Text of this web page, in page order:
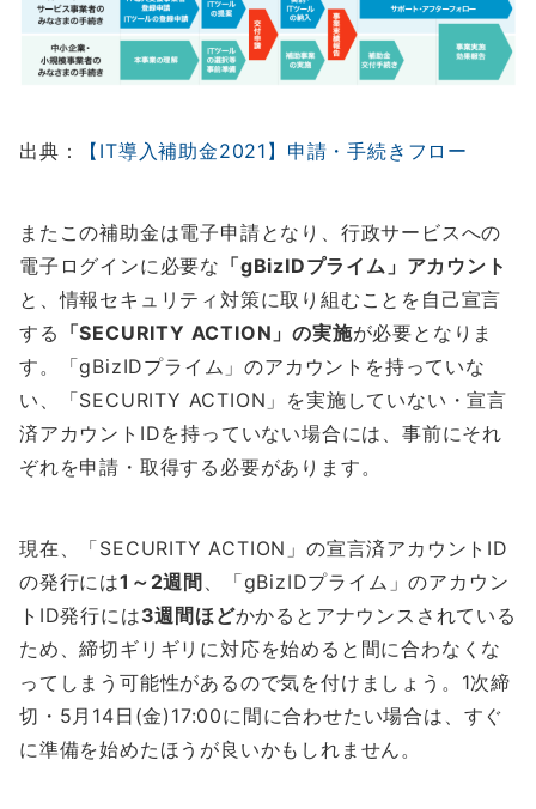
出典： 【IT導入補助金2021】申請・手続きフロー
またこの補助金は電子申請となり、行政サービスへの
電子ログインに必要な 「gBizIDプライム」アカウント
と、情報セキュリティ対策に取り組むことを自己宣言
する 「SECURITY ACTION」の実施が必要となりま
す。「gBizIDプライム」のアカウントを持っていな
い、「SECURITY ACTION」を実施していない・宣言
済アカウントIDを持っていない場合には、事前にそれ
ぞれを申請・取得する必要があります。
現在、「SECURITY ACTION」の宣言済アカウントID
の発行には1～2週間 、「gBizIDプライム」のアカウン
トID発行には3週間ほどかかるとアナウンスされている
ため、締切ギリギリに対応を始めると間に合わなくな
ってしまう可能性があるので気を付けましょう。1次締
切・5月14日(金)17:00に間に合わせたい場合は、すぐ
に準備を始めたほうが良いかもしれません。